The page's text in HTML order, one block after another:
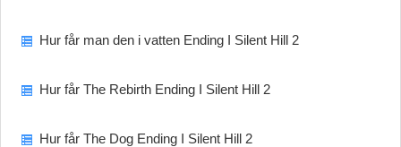
Hur får man den i vatten Ending I Silent Hill 2
Hur får The Rebirth Ending I Silent Hill 2
Hur får The Dog Ending I Silent Hill 2